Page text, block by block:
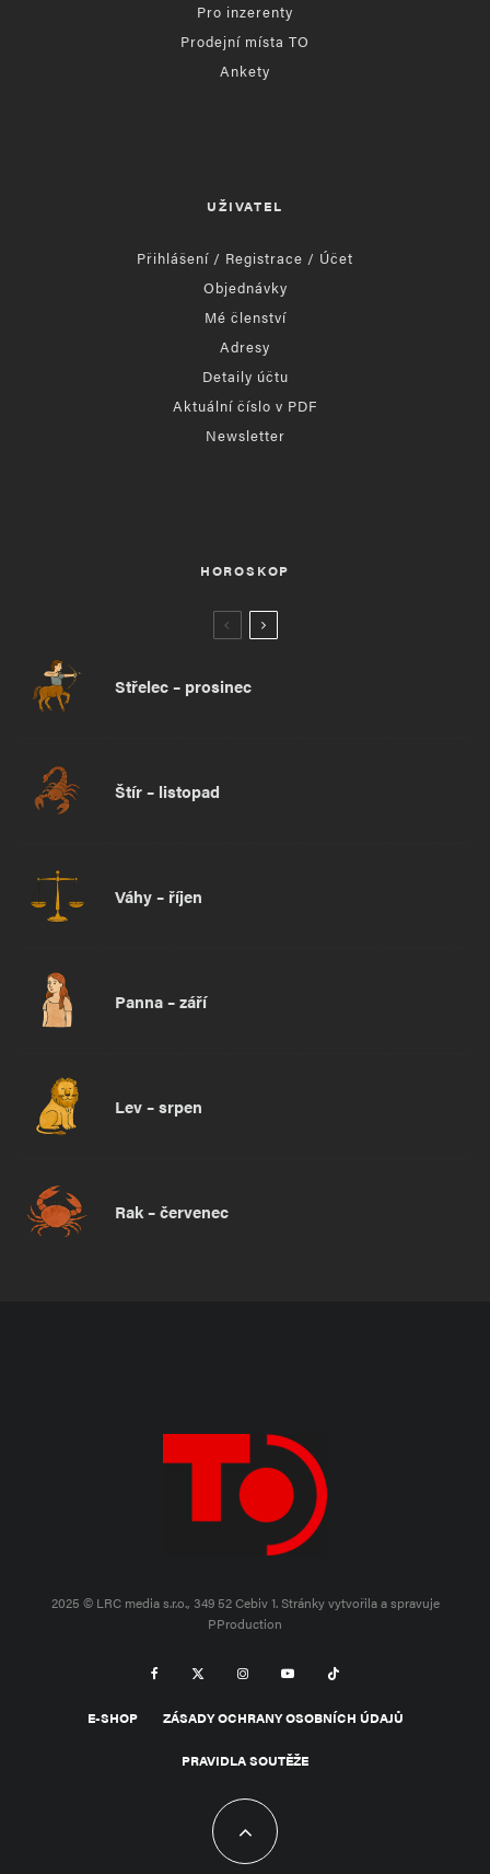
Pro inzerenty
Prodejní místa TO
Ankety
UŽIVATEL
Přihlášení / Registrace / Účet
Objednávky
Mé členství
Adresy
Detaily účtu
Aktuální číslo v PDF
Newsletter
HOROSKOP
Střelec – prosinec
Štír – listopad
Váhy – říjen
Panna – září
Lev – srpen
Rak – červenec
2025 © LRC media s.r.o., 349 52 Cebiv 1.Stránky vytvořila a spravuje
PProduction
E-SHOP ZÁSADY OCHRANY OSOBNÍCH ÚDAJŮ
PRAVIDLA SOUTĚŽE